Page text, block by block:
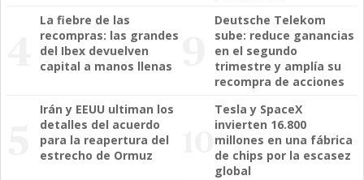
La fiebre de las
recompras: las grandes
del Ibex devuelven
capital a manos llenas
Irán y EEUU ultiman los
detalles del acuerdo
para la reapertura del
estrecho de Ormuz
Deutsche Telekom
sube: reduce ganancias
en el segundo
trimestre y amplía su
recompra de acciones
Tesla y SpaceX
invierten 16.800
millones en una fábrica
de chips por la escasez
global